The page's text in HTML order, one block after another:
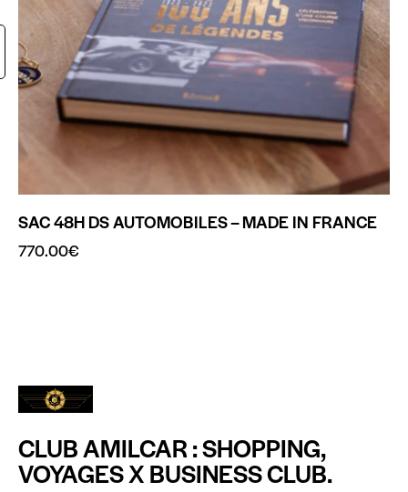
SAC 48H DS AUTOMOBILES – MADE IN FRANCE
770.00€
CLUB AMILCAR : SHOPPING,
VOYAGES X BUSINESS CLUB.